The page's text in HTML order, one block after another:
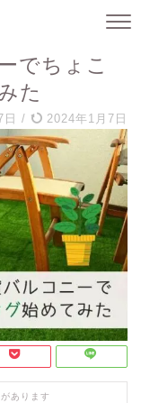
でちょこ
た
/ 2024年1月7日
あります